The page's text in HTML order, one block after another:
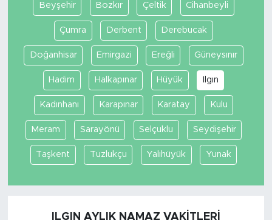
Beyşehir Bozkır Çeltik Cihanbeyli
Çumra Derbent Derebucak
Doğanhisar Emirgazi Ereğli Güneysınır
Hadim Halkapınar Hüyük Ilgın
Kadınhanı Karapınar Karatay Kulu
Meram Sarayönü Selçuklu Seydişehir
Taşkent Tuzlukçu Yalıhüyük Yunak
ILGIN AYLIK NAMAZ VAKITLERI